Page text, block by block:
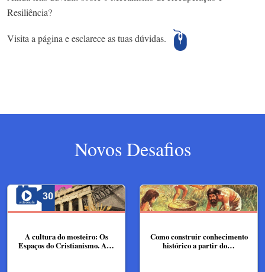
Resiliência?
Visita a página e esclarece as tuas dúvidas.
Novos Desafios
A cultura do mosteiro: Os
Espaços do Cristianismo. A…
Como construir conhecimento
histórico a partir do…